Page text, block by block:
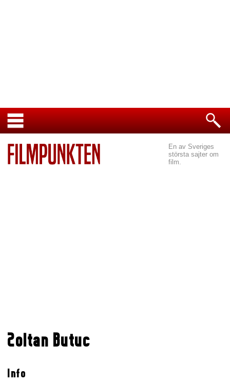
En av Sveriges
största sajter om
film.
Zoltan Butuc
Info